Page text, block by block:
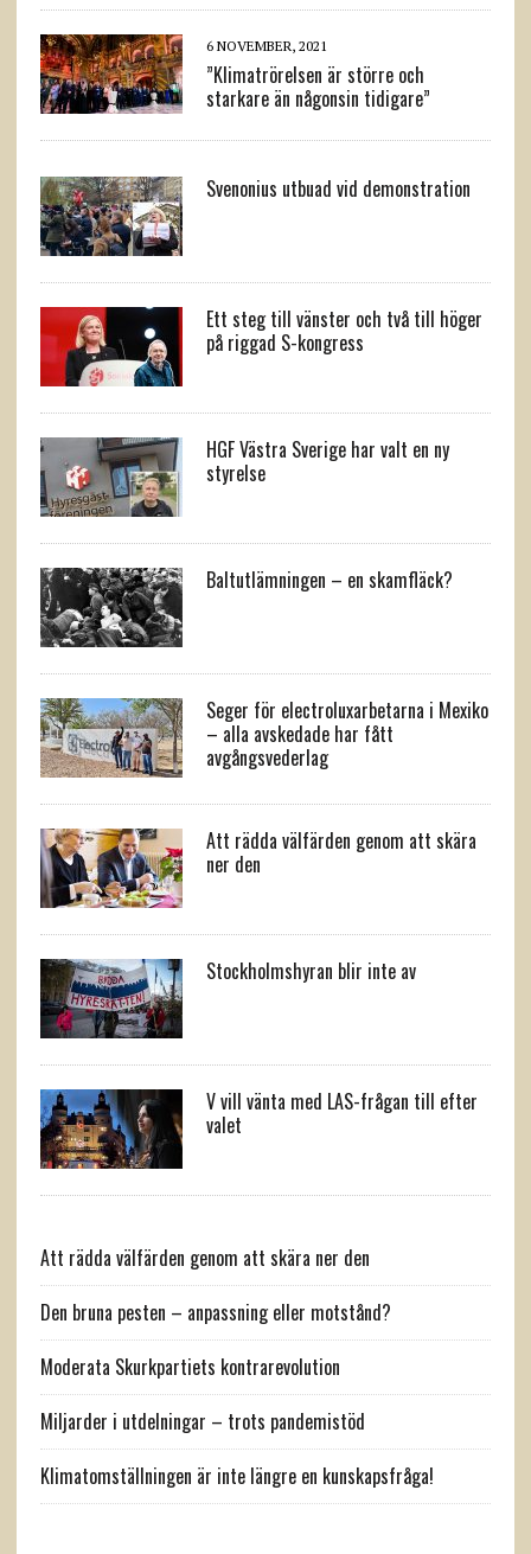
6 NOVEMBER, 2021
”Klimatrörelsen är större och
starkare än någonsin tidigare”
Svenonius utbuad vid demonstration
Ett steg till vänster och två till höger
på riggad S-kongress
HGF Västra Sverige har valt en ny
styrelse
Baltutlämningen – en skamfläck?
Seger för electroluxarbetarna i Mexiko
– alla avskedade har fått
avgångsvederlag
Att rädda välfärden genom att skära
ner den
Stockholmshyran blir inte av
V vill vänta med LAS-frågan till efter
valet
Att rädda välfärden genom att skära ner den
Den bruna pesten – anpassning eller motstånd?
Moderata Skurkpartiets kontrarevolution
Miljarder i utdelningar – trots pandemistöd
Klimatomställningen är inte längre en kunskapsfråga!